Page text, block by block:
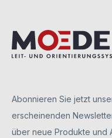
Abonnieren Sie jetzt
erscheinenden
über neue Produkte und